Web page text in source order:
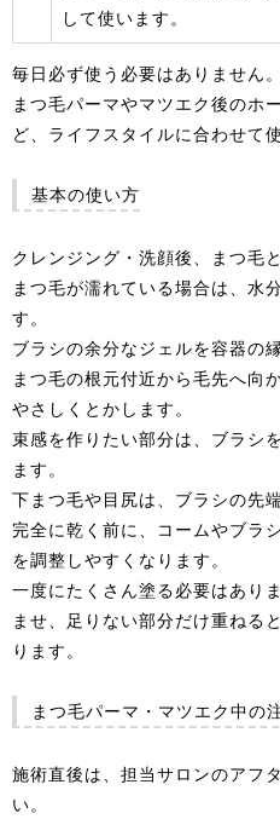
して使います。
毎日必ず使う必要はありません
まつ毛パーマやマツエク後のホ
ど、ライフスタイルに合わせて
基本の使い方
クレンジング・洗顔後、まつ毛
まつ毛が濡れている場合は、水
す。
ブラシの余分なジェルを容器の
まつ毛の根元付近から毛先へ向
やさしくとかします。
束感を作りたい部分は、ブラシ
ます。
下まつ毛や目尻は、ブラシの先
完全に乾く前に、コームやブラ
を調整しやすくなります。
一度にたくさん塗る必要はあり
ませ、足りない部分だけ重ねる
ります。
まつ毛パーマ・マツエク中の
施術直後は、担当サロンのアフ
い。